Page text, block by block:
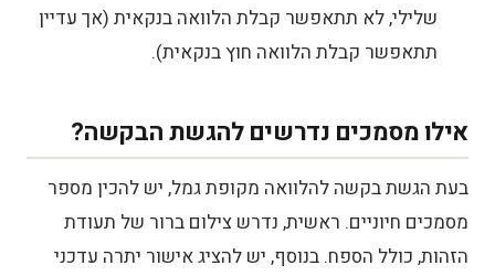
שלילי, לא תתאפשר קבלת הלוואה בנקאית (אך עדיין
תתאפשר קבלת הלוואה חוץ בנקאית).
אילו מסמכים נדרשים להגשת הבקשה?
בעת הגשת בקשה להלוואה מקופת גמל, יש להכין מספר
מסמכים חיוניים. ראשית, נדרש צילום ברור של תעודת
הזהות, כולל הספח. בנוסף, יש להציג אישור יתרה עדכני